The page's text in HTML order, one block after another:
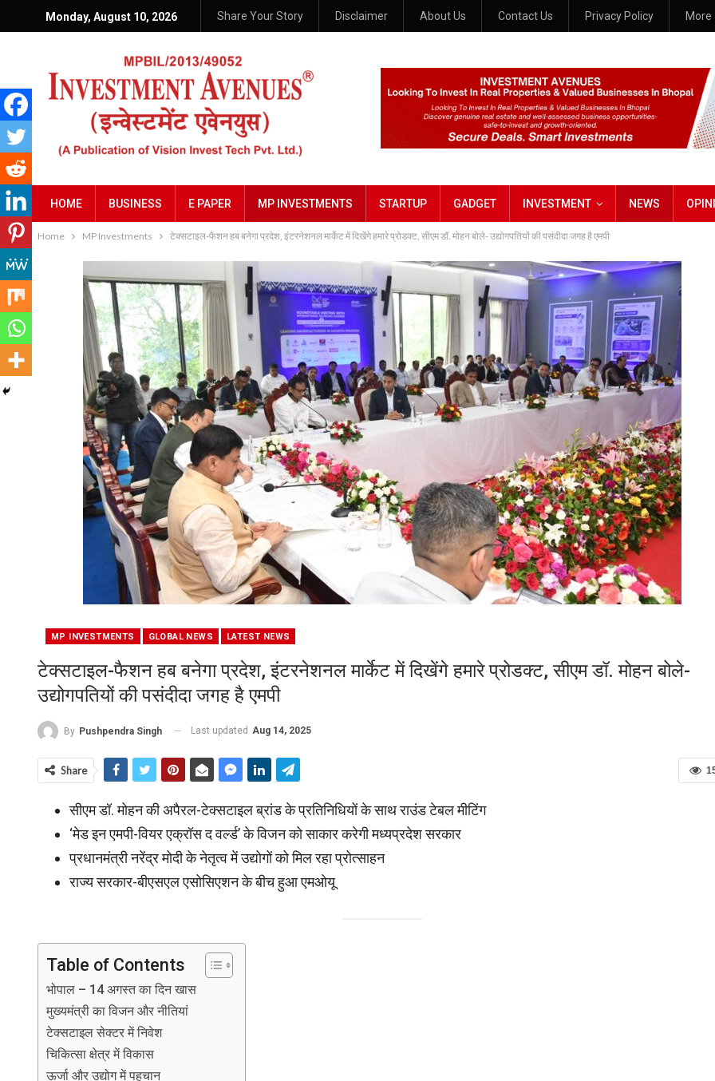
Monday, August 10, 2026 Share Your Story Disclaimer About Us Contact Us Privacy Policy More
HOME BUSINESS E PAPER MP INVESTMENTS STARTUP GADGET INVESTMENT NEWS
Home MP Investments टेक्सटाइल-फैशन हब बनेगा प्रदेश, इंटरनेशनल मार्केट में दिखेंगे हमारे प्रोडक्ट, सीएम डॉ. मोहन बोले- उद्योगपतियों की पसंदीदा जगह है एमपी
MP INVESTMENTS GLOBAL NEWS LATEST NEWS
टेक्सटाइल-फैशन हब बनेगा प्रदेश, इंटरनेशनल मार्केट में दिखेंगे हमारे प्रोडक्ट, सीएम डॉ. मोहन बोले-
उद्योगपतियों की पसंदीदा जगह है एमपी
By Pushpendra Singh Last updated Aug 14, 2025
Share
सीएम डॉ. मोहन की अपैरल-टेक्सटाइल ब्रांड के प्रतिनिधियों के साथ राउंड टेबल मीटिंग
‘मेड इन एमपी-वियर एक्रॉस द वर्ल्ड’ के विजन को साकार करेगी मध्यप्रदेश सरकार
प्रधानमंत्री नरेंद्र मोदी के नेतृत्व में उद्योगों को मिल रहा प्रोत्साहन
राज्य सरकार-बीएसएल एसोसिएशन के बीच हुआ एमओयू
Table of Contents
भोपाल – 14 अगस्त का दिन खास
मुख्यमंत्री का विजन और नीतियां
टेक्सटाइल सेक्टर में निवेश
चिकित्सा क्षेत्र में विकास
ऊर्जा और उद्योग में पहचान